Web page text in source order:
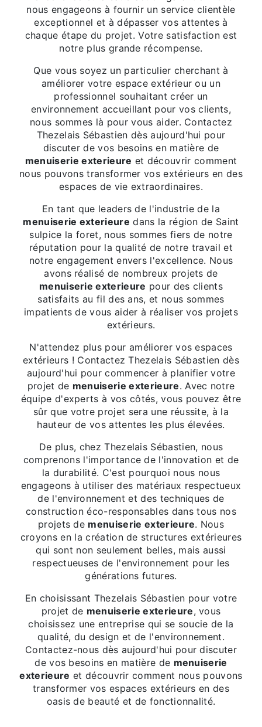
nous engageons à fournir un service clientèle
exceptionnel et à dépasser vos attentes à
chaque étape du projet. Votre satisfaction est
notre plus grande récompense.
Que vous soyez un particulier cherchant à
améliorer votre espace extérieur ou un
professionnel souhaitant créer un
environnement accueillant pour vos clients,
nous sommes là pour vous aider. Contactez
Thezelais Sébastien dès aujourd'hui pour
discuter de vos besoins en matière de
menuiserie exterieure et découvrir comment
nous pouvons transformer vos extérieurs en des
espaces de vie extraordinaires.
En tant que leaders de l'industrie de la
menuiserie exterieure dans la région de Saint
sulpice la foret, nous sommes fiers de notre
réputation pour la qualité de notre travail et
notre engagement envers l'excellence. Nous
avons réalisé de nombreux projets de
menuiserie exterieure pour des clients
satisfaits au fil des ans, et nous sommes
impatients de vous aider à réaliser vos projets
extérieurs.
N'attendez plus pour améliorer vos espaces
extérieurs ! Contactez Thezelais Sébastien dès
aujourd'hui pour commencer à planifier votre
projet de menuiserie exterieure. Avec notre
équipe d'experts à vos côtés, vous pouvez être
sûr que votre projet sera une réussite, à la
hauteur de vos attentes les plus élevées.
De plus, chez Thezelais Sébastien, nous
comprenons l'importance de l'innovation et de
la durabilité. C'est pourquoi nous nous
engageons à utiliser des matériaux respectueux
de l'environnement et des techniques de
construction éco-responsables dans tous nos
projets de menuiserie exterieure. Nous
croyons en la création de structures extérieures
qui sont non seulement belles, mais aussi
respectueuses de l'environnement pour les
générations futures.
En choisissant Thezelais Sébastien pour votre
projet de menuiserie exterieure, vous
choisissez une entreprise qui se soucie de la
qualité, du design et de l'environnement.
Contactez-nous dès aujourd'hui pour discuter
de vos besoins en matière de menuiserie
exterieure et découvrir comment nous pouvons
transformer vos espaces extérieurs en des
oasis de beauté et de fonctionnalité.